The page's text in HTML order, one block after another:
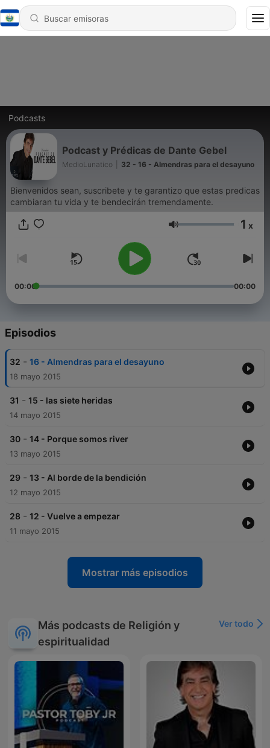
Podcasts
Podcast y Prédicas de Dante Gebel
MedioLunatico 32 - 16 - Almendras para el desayuno
Bienvenidos sean, suscribete y te garantizo que estas predicas
cambiaran tu vida y te bendecirán tremendamente.
Volumen 1 x
00:00 00:00
Episodios
32 - 16 - Almendras para el desayuno
18 mayo 2015
31 - 15 - las siete heridas
14 mayo 2015
30 - 14 - Porque somos river
13 mayo 2015
29 - 13 - Al borde de la bendición
12 mayo 2015
28 - 12 - Vuelve a empezar
11 mayo 2015
Mostrar más episodios
Más podcasts de Religión y
espiritualidad
Ver todo